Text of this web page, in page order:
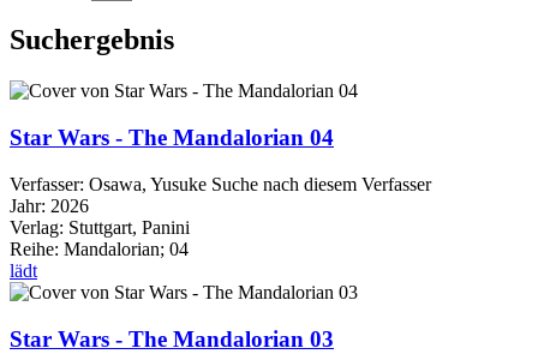
Suchergebnis
Star Wars - The Mandalorian 04
Verfasser: Osawa, Yusuke Suche nach diesem Verfasser
Jahr: 2026
Verlag: Stuttgart, Panini
Reihe: Mandalorian; 04
lädt
Star Wars - The Mandalorian 03